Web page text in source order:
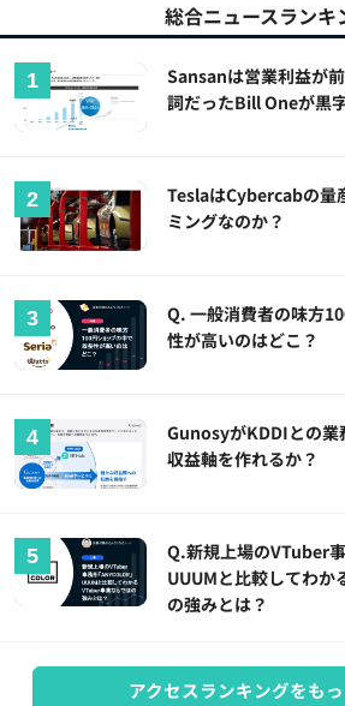
総合ニュースランキ
Sansanは営業利益が
詞だったBill Oneが黒
TeslaはCybercabの量
ミングなのか？
Q. 一般消費者の味方
性が高いのはどこ？
GunosyがKDDIとの業
収益軸を作れるか？
Q.新規上場のVTuber事
UUUMと比較してわ
の強みとは？
アクセスランキングをも